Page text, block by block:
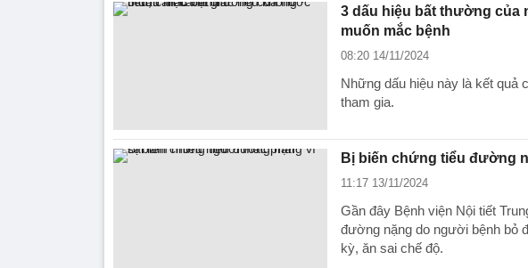
3 dấu hiệu bất thường của
muốn mắc bệnh
08:20 14/11/2024
Những dấu hiệu này là kết quả
tham gia.
Bị biến chứng tiểu đường
11:17 13/11/2024
Gần đây Bệnh viện Nội tiết
đường nặng do người bệnh bỏ
kỳ, ăn sai chế độ.